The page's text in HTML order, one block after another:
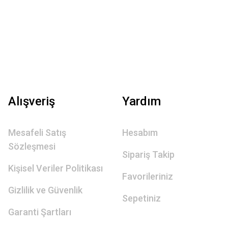
Alışveriş
Mesafeli Satış
Sözleşmesi
Kişisel Veriler Politikası
Gizlilik ve Güvenlik
Garanti Şartları
Yardım
Hesabım
Sipariş Takip
Favorileriniz
Sepetiniz